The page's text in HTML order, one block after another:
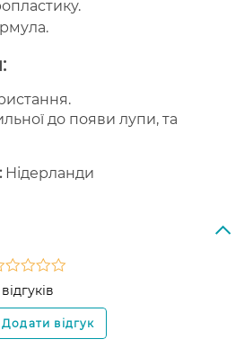
до появи лупи, та
Нідерланди